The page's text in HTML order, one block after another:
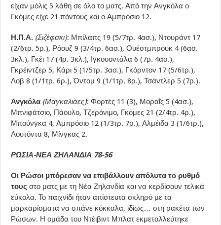
είχαν μόλις 5 λάθη σε όλο το ματς. Από την Ανγκόλα ο
Γκόμες είχε 21 πόντους και ο Αμπρόσιο 12.
Η.Π.Α. (Σιζέφσκι): Μπίλαπς 19 (5/7τρ. 4ασ.), Ντουράντ 17
(2/6τρ. 5ρ.), Ρόουζ 9 (3/4τρ. 6ασ.), Ουέστμπρουκ 4 (6ασ.
3κλ.), Γκέι 17 (4ρ. 3κλ.), Ιγκουοντάλα 6 (7ρ. 4ασ.),
Γκρέιντζερ 5, Κάρι 5 (1/5τρ. 3ασ.), Γκόρντον 17 (5/6τρ.),
Λοβ 8 (1/1τρ. 6ρ.), Όντομ 9 (1/1τρ. 8ρ.), Τσάντλερ 5 (7ρ.).
Ανγκόλα (Μαγκαλιάες): Φορτές 11 (3), Μοραΐς 5 (4ασ.),
Μπνιφάτσιο, Πάουλο, Τζερόνιμο, Γκόμες 21 (2/4τρ. 4ρ.),
Μπούνγκα 4, Αμπρόσιο 12 (1/3τρ. 7ρ.), Αλμέιδα 3 (1/6τρ.),
Λουτόντα 8, Μίνγκας 2.
ΡΩΣΙΑ-ΝΕΑ ΖΗΛΑΝΔΙΑ 78-56
Οι Ρώσοι μπόρεσαν να επιβάλλουν απόλυτα το ρυθμό
τους στο ματς με τη Νέα Ζηλανδία και να κερδίσουν τελικά
εύκολα. Το παιχνίδι ήταν απίστευτα σκληρό με τα
μαρκαρίσματα να σπάνε κόκκαλα, ιδίως… στη ρακέτα των
Ρώσων. Η ομάδα του Ντέιβιντ Μπλατ εκμεταλλεύτηκε